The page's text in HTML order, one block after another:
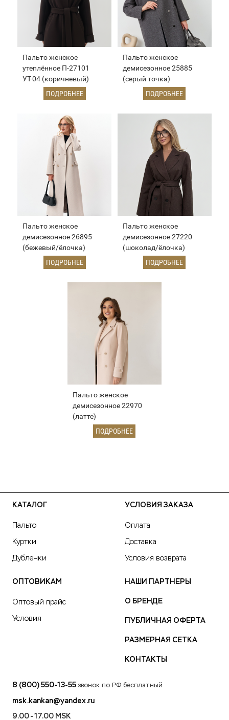
Пальто женское
утеплённое П-27101
УТ-04 (коричневый)
ПОДРОБНЕЕ
Пальто женское
демисезонное 25885
(серый точка)
ПОДРОБНЕЕ
Пальто женское
демисезонное 26895
(бежевый/ёлочка)
ПОДРОБНЕЕ
Пальто женское
демисезонное 27220
(шоколад/ёлочка)
ПОДРОБНЕЕ
Пальто женское
демисезонное 22970
(латте)
ПОДРОБНЕЕ
КАТАЛОГ
Пальто
Куртки
Дубленки
УСЛОВИЯ ЗАКАЗА
Оплата
Доставка
Условия возврата
ОПТОВИКАМ
Оптовый прайс
Условия
НАШИ ПАРТНЕРЫ
О БРЕНДЕ
ПУБЛИЧНАЯ ОФЕРТА
РАЗМЕРНАЯ СЕТКА
КОНТАКТЫ
8 (800) 550-13-55 звонок по РФ бесплатный
msk.kankan@yandex.ru
9.00 - 17.00 MSK